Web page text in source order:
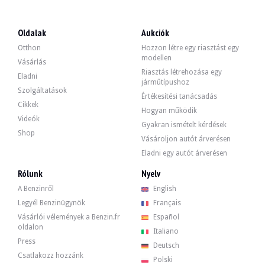
GÉPJÁRMŰ-NYILVÁNTARTÁSI OKMÁNY
Videó
Leírás
Ez a 2018-as Mercedes-Benz G500 német eredetű egy 2. kézből 95.500
Kívülről az eladó szerint a jármű jó állapotban van. A fehér "Designo
Belül az eladó szerint a jármű jó állapotban van. A fekete bőrkárpit nem
-Finition designo manufaktur,
Oldalak
Otthon
Vásárlás
Eladni
Szolgáltatások
Cikkek
Videók
Shop
Aukciók
Hozzon létre egy riasztást egy
modellen
Riasztás létrehozása egy
járműtípushoz
Értékesítési tanácsadás
Hogyan működik
Gyakran ismételt kérdések
Vásároljon autót árverésen
Eladni egy autót árverésen
Rólunk
A Benzinről
Legyél Benzinügynök
Vásárlói vélemények a Benzin.fr
oldalon
Press
Csatlakozz hozzánk
Nyelv
English
Français
Español
Italiano
Deutsch
Polski